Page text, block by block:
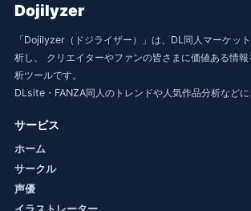
Dojilyzer
「Dojilyzer（ドジライザー）」は、DL同人マーケッ
析し、 クリエイターやファンの皆さまに価値ある情
析ツールです。
DLsite・FANZA同人のトレンドや人気作品分析などに
サービス
ホーム
サークル
声優